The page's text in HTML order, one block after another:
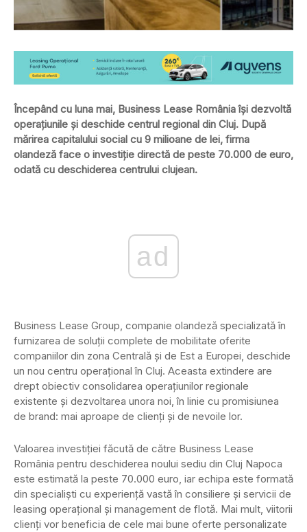
Începând cu luna mai, Business Lease România îşi dezvoltă
operaţiunile şi deschide centrul regional din Cluj. După
mărirea capitalului social cu 9 milioane de lei, firma
olandeză face o investiţie directă de peste 70.000 de euro,
odată cu deschiderea centrului clujean.
ad
Business Lease Group, companie olandeză specializată în
furnizarea de soluţii complete de mobilitate oferite
companiilor din zona Centrală şi de Est a Europei, deschide
un nou centru operaţional în Cluj. Aceasta extindere are
drept obiectiv consolidarea operaţiunilor regionale
existente şi dezvoltarea unora noi, în linie cu promisiunea
de brand: mai aproape de clienţi şi de nevoile lor.
Valoarea investiţiei făcută de către Business Lease
România pentru deschiderea noului sediu din Cluj Napoca
este estimată la peste 70.000 euro, iar echipa este formată
din specialişti cu experienţă vastă în consiliere şi servicii de
leasing operaţional şi management de flotă. Mai mult, viitorii
clienţi vor beneficia de cele mai bune oferte personalizate